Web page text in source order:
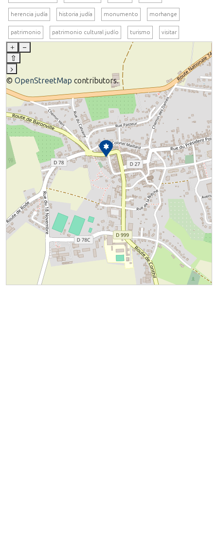
herencia judía historia judía monumento morhange
patrimonio patrimonio cultural judío turismo visitar
+
–
⇧
›
© OpenStreetMap contributors.